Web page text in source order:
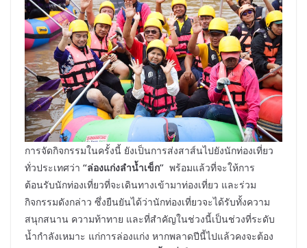
การจัดกิจกรรมในครั้งนี้ ยังเป็นการส่งสาส์นไปยังนักท่องเที่ยว
ทั่วประเทศว่า “ล่องแก่งลำน้ำเข็ก” พร้อมแล้วที่จะให้การ
ต้อนรับนักท่องเที่ยวที่จะเดินทางเข้ามาท่องเที่ยว และร่วม
กิจกรรมดังกล่าว ซึ่งยืนยันได้ว่านักท่องเที่ยวจะได้รับทั้งความ
สนุกสนาน ความท้าทาย และที่สำคัญในช่วงนี้เป็นช่วงที่ระดับ
น้ำกำลังเหมาะ แก่การล่องแก่ง หากพลาดปีนี้ไปแล้วคงจะต้อง